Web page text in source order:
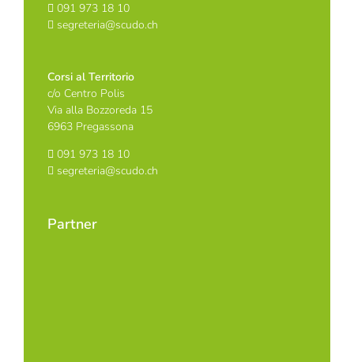
091 973 18 10
segreteria@scudo.ch
Corsi al Territorio
c/o Centro Polis
Via alla Bozzoreda 15
6963 Pregassona
091 973 18 10
segreteria@scudo.ch
Partner